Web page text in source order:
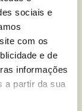
sociais e
com os
e de
informações
a partir da sua